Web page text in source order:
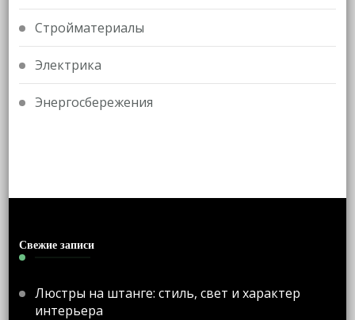
Стройматериалы
Электрика
Энергосбережения
Свежие записи
Люстры на штанге: стиль, свет и характер
интерьера